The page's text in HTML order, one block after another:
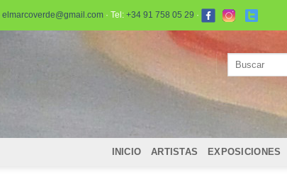
elmarcoverde@gmail.com · Tel: +34 91 758 05 29 ·
INICIO ARTISTAS EXPOSICIONES